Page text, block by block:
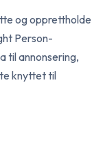
og opprettholde
Person-
til annonsering,
knyttet til